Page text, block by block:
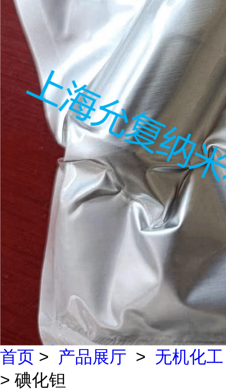
首页 > 产品展厅 > 无机化工
> 碘化钽